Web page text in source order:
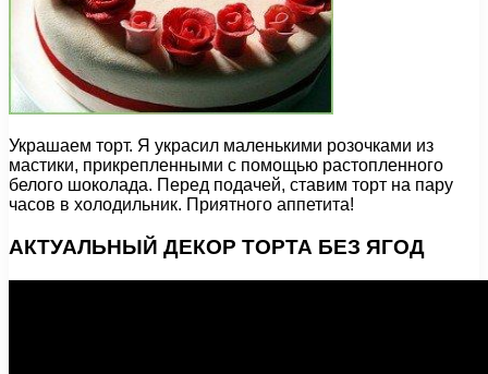
Украшаем торт. Я украсил маленькими розочками из
мастики, прикрепленными с помощью растопленного
белого шоколада. Перед подачей, ставим торт на пару
часов в холодильник. Приятного аппетита!
АКТУАЛЬНЫЙ ДЕКОР ТОРТА БЕЗ ЯГОД